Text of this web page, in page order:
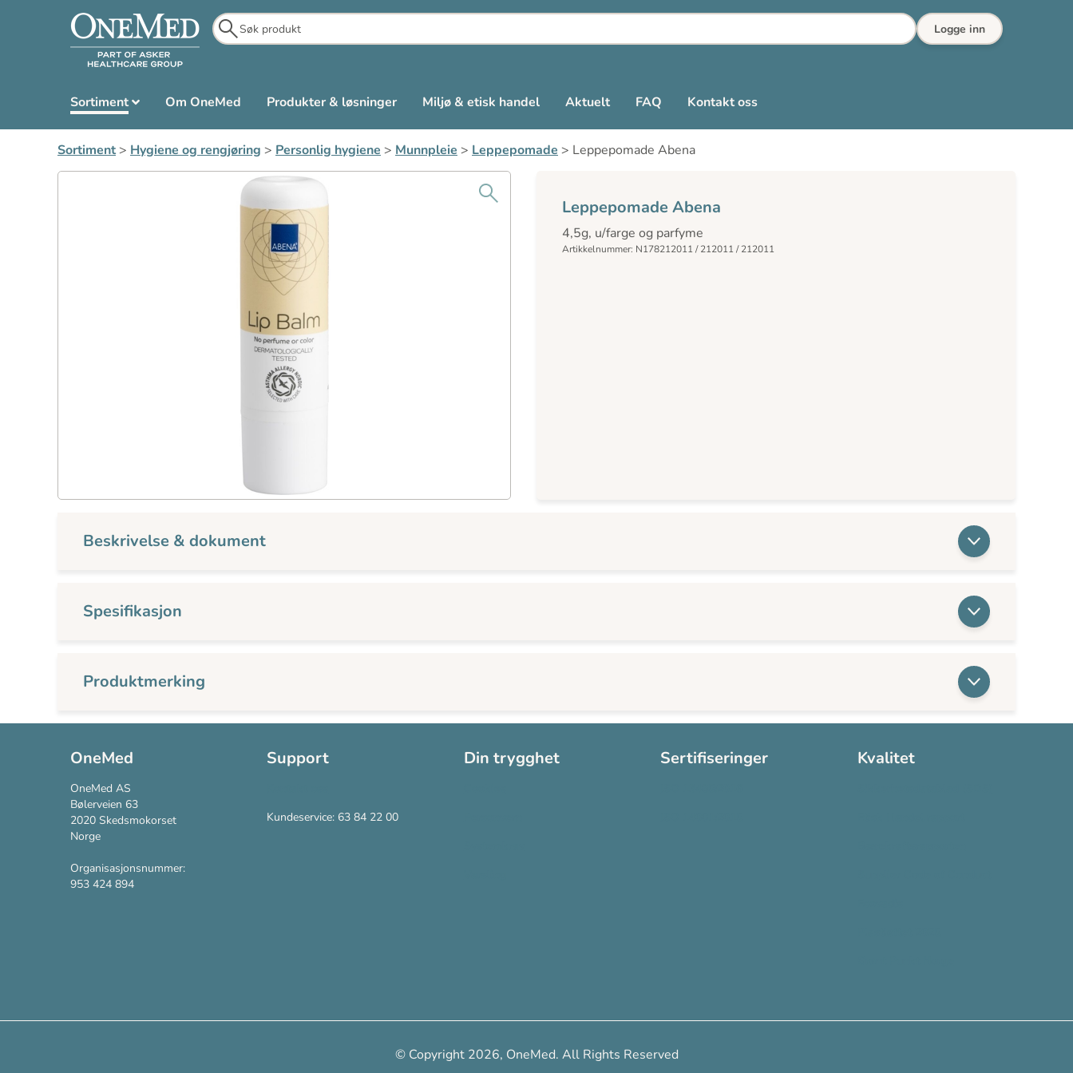
Logge inn
Sortiment Om OneMed Produkter & løsninger Miljø & etisk handel Aktuelt FAQ Kontakt oss
Sortiment> Hygiene og rengjøring > Personlig hygiene > Munnpleie > Leppepomade > Leppepomade Abena
Leppepomade Abena
4,5g, u/farge og parfyme
Artikkelnummer: N178212011 / 212011 / 212011
Beskrivelse & dokument
Spesifikasjon
Produktmerking
OneMed
OneMed AS
Bølerveien 63
2020 Skedsmokorset
Norge
Organisasjonsnummer:
953 424 894
Support
Kundeservice: 63 84 22 00
Din trygghet Sertifiseringer Kvalitet
© Copyright 2026, OneMed. All Rights Reserved